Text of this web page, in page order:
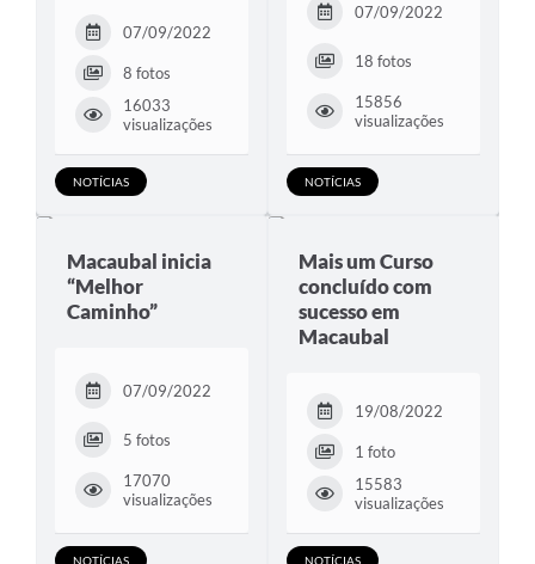
Galeria de Fotos
Vereadores
Galeria de Presidentes
Contratos
Proposições
Mesa Diretora
Contas Públicas
Legislação
07/09/2022
8 fotos
16033
visualizações
NOTÍCIAS
07/09/2022
18 fotos
15856
visualizações
NOTÍCIAS
Macaubal inicia
“Melhor
Caminho”
07/09/2022
5 fotos
17070
visualizações
NOTÍCIAS
Mais um Curso
concluído com
sucesso em
Macaubal
19/08/2022
1 foto
15583
visualizações
NOTÍCIAS